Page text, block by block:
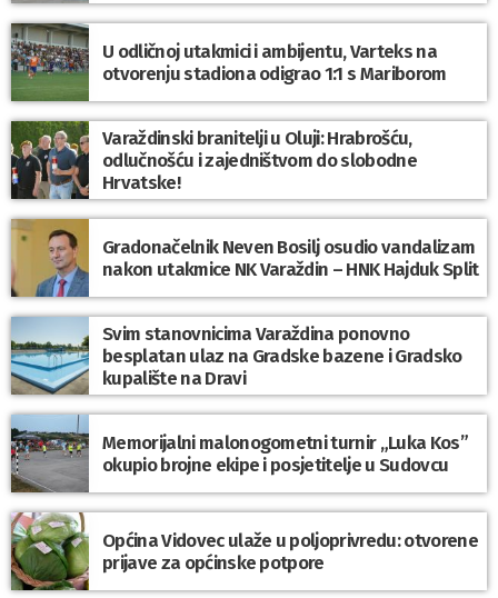
U odličnoj utakmici i ambijentu, Varteks na
otvorenju stadiona odigrao 1:1 s Mariborom
Varaždinski branitelji u Oluji: Hrabrošću,
odlučnošću i zajedništvom do slobodne
Hrvatske!
Gradonačelnik Neven Bosilj osudio vandalizam
nakon utakmice NK Varaždin – HNK Hajduk Split
Svim stanovnicima Varaždina ponovno
besplatan ulaz na Gradske bazene i Gradsko
kupalište na Dravi
Memorijalni malonogometni turnir „Luka Kos”
okupio brojne ekipe i posjetitelje u Sudovcu
Općina Vidovec ulaže u poljoprivredu: otvorene
prijave za općinske potpore